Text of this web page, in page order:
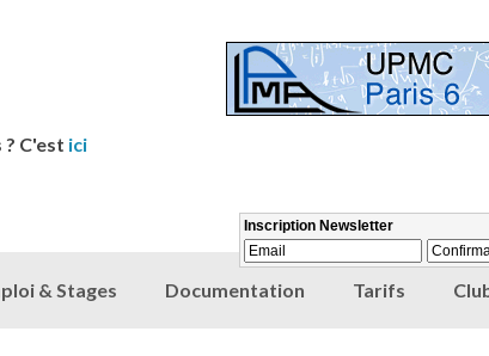
C'est ici
& Stages Documentation Tarifs